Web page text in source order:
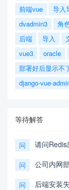
前端vue
导入
dvadmin3
角
后端
导入
vue3
oracle
部署好后显示不
django-vue-
等待解答
问 请问Redis
问 公司内网
问 后端安装